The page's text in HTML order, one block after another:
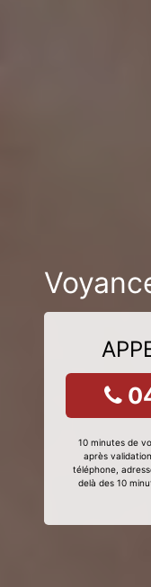
10 minutes de
après
téléphone,
delà des 10